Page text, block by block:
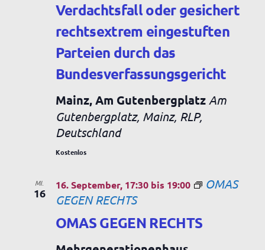
Verdachtsfall oder gesichert
rechtsextrem eingestuften
Parteien durch das
Bundesverfassungsgericht
Mainz, Am Gutenbergplatz Am
Gutenbergplatz, Mainz, RLP,
Deutschland
Kostenlos
MI.
16
OMAS GEGEN RECHTS
16. September, 17:30bis 19:00
OMAS
GEGEN RECHTS